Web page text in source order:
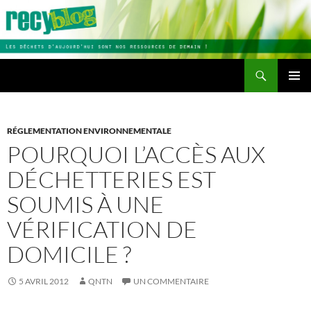
Aller
contenu
RÉGLEMENTATION ENVIRONNEMENTALE
POURQUOI L’ACCÈS AUX
DÉCHETTERIES EST
SOUMIS À UNE
VÉRIFICATION DE
DOMICILE ?
5 AVRIL 2012 QNTN UN COMMENTAIRE